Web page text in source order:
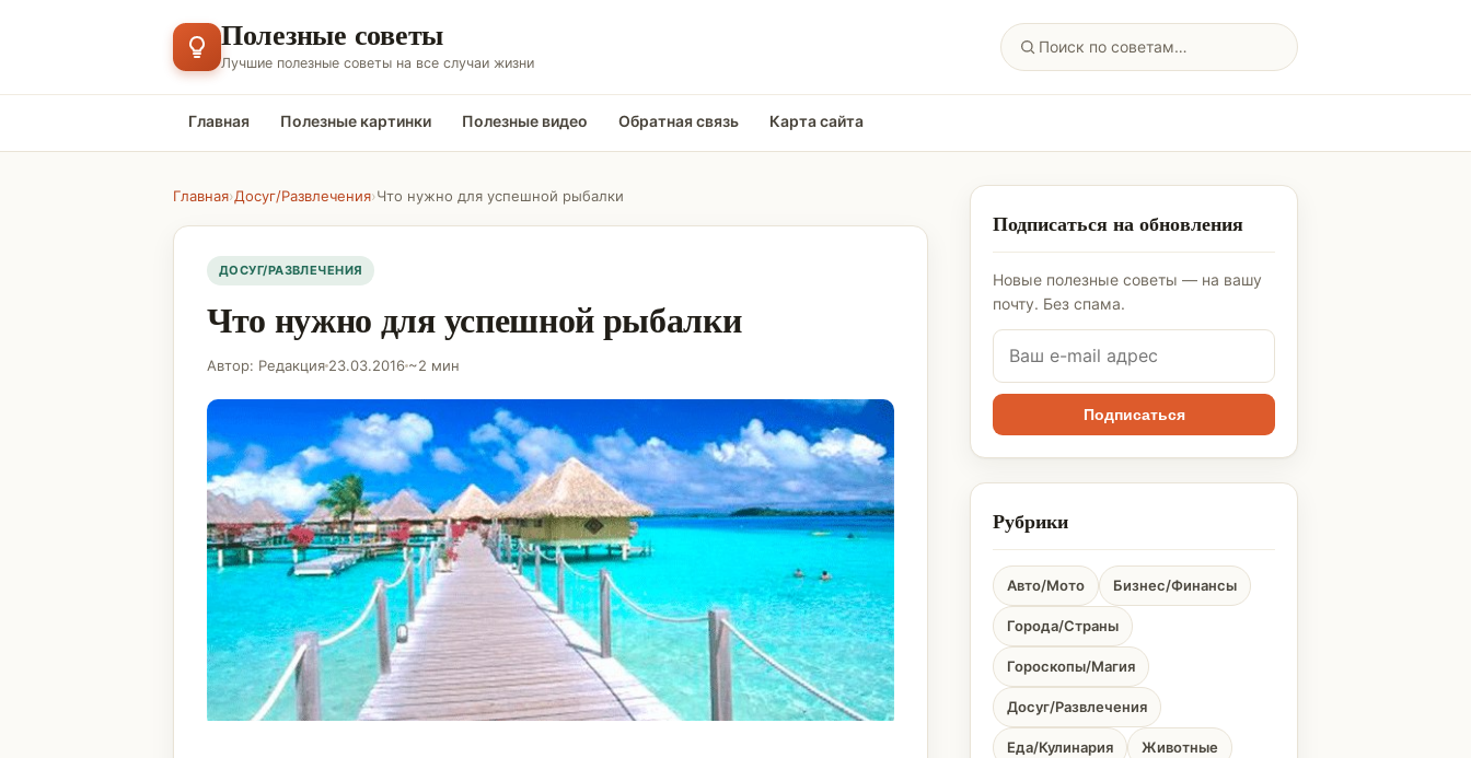
Полезные советы
Лучшие полезные советы на все случаи жизни
Главная Полезные картинки Полезные видео Обратная связь Карта сайта
Главная›Досуг/Развлечения›Что нужно для успешной рыбалки
ДОСУГ/РАЗВЛЕЧЕНИЯ
Что нужно для успешной рыбалки
Автор: Редакция 23.03.2016 ~2 мин
Подписаться на обновления
Новые полезные советы — на вашу
почту. Без спама.
Подписаться
Рубрики
Авто/Мото Бизнес/Финансы
Города/Страны
Гороскопы/Магия
Досуг/Развлечения
Еда/Кулинария Животные